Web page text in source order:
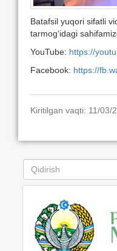
Batafsil yuqori sifatli
tarmog‘idagi
YouTube: https://
Facebook: https://
Kiritilgan vaqti: 11/